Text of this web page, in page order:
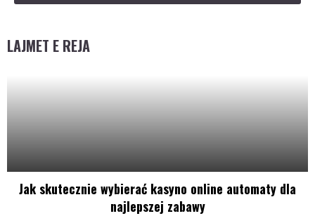
LAJMET E REJA
Jak skutecznie wybierać kasyno online automaty dla
najlepszej zabawy